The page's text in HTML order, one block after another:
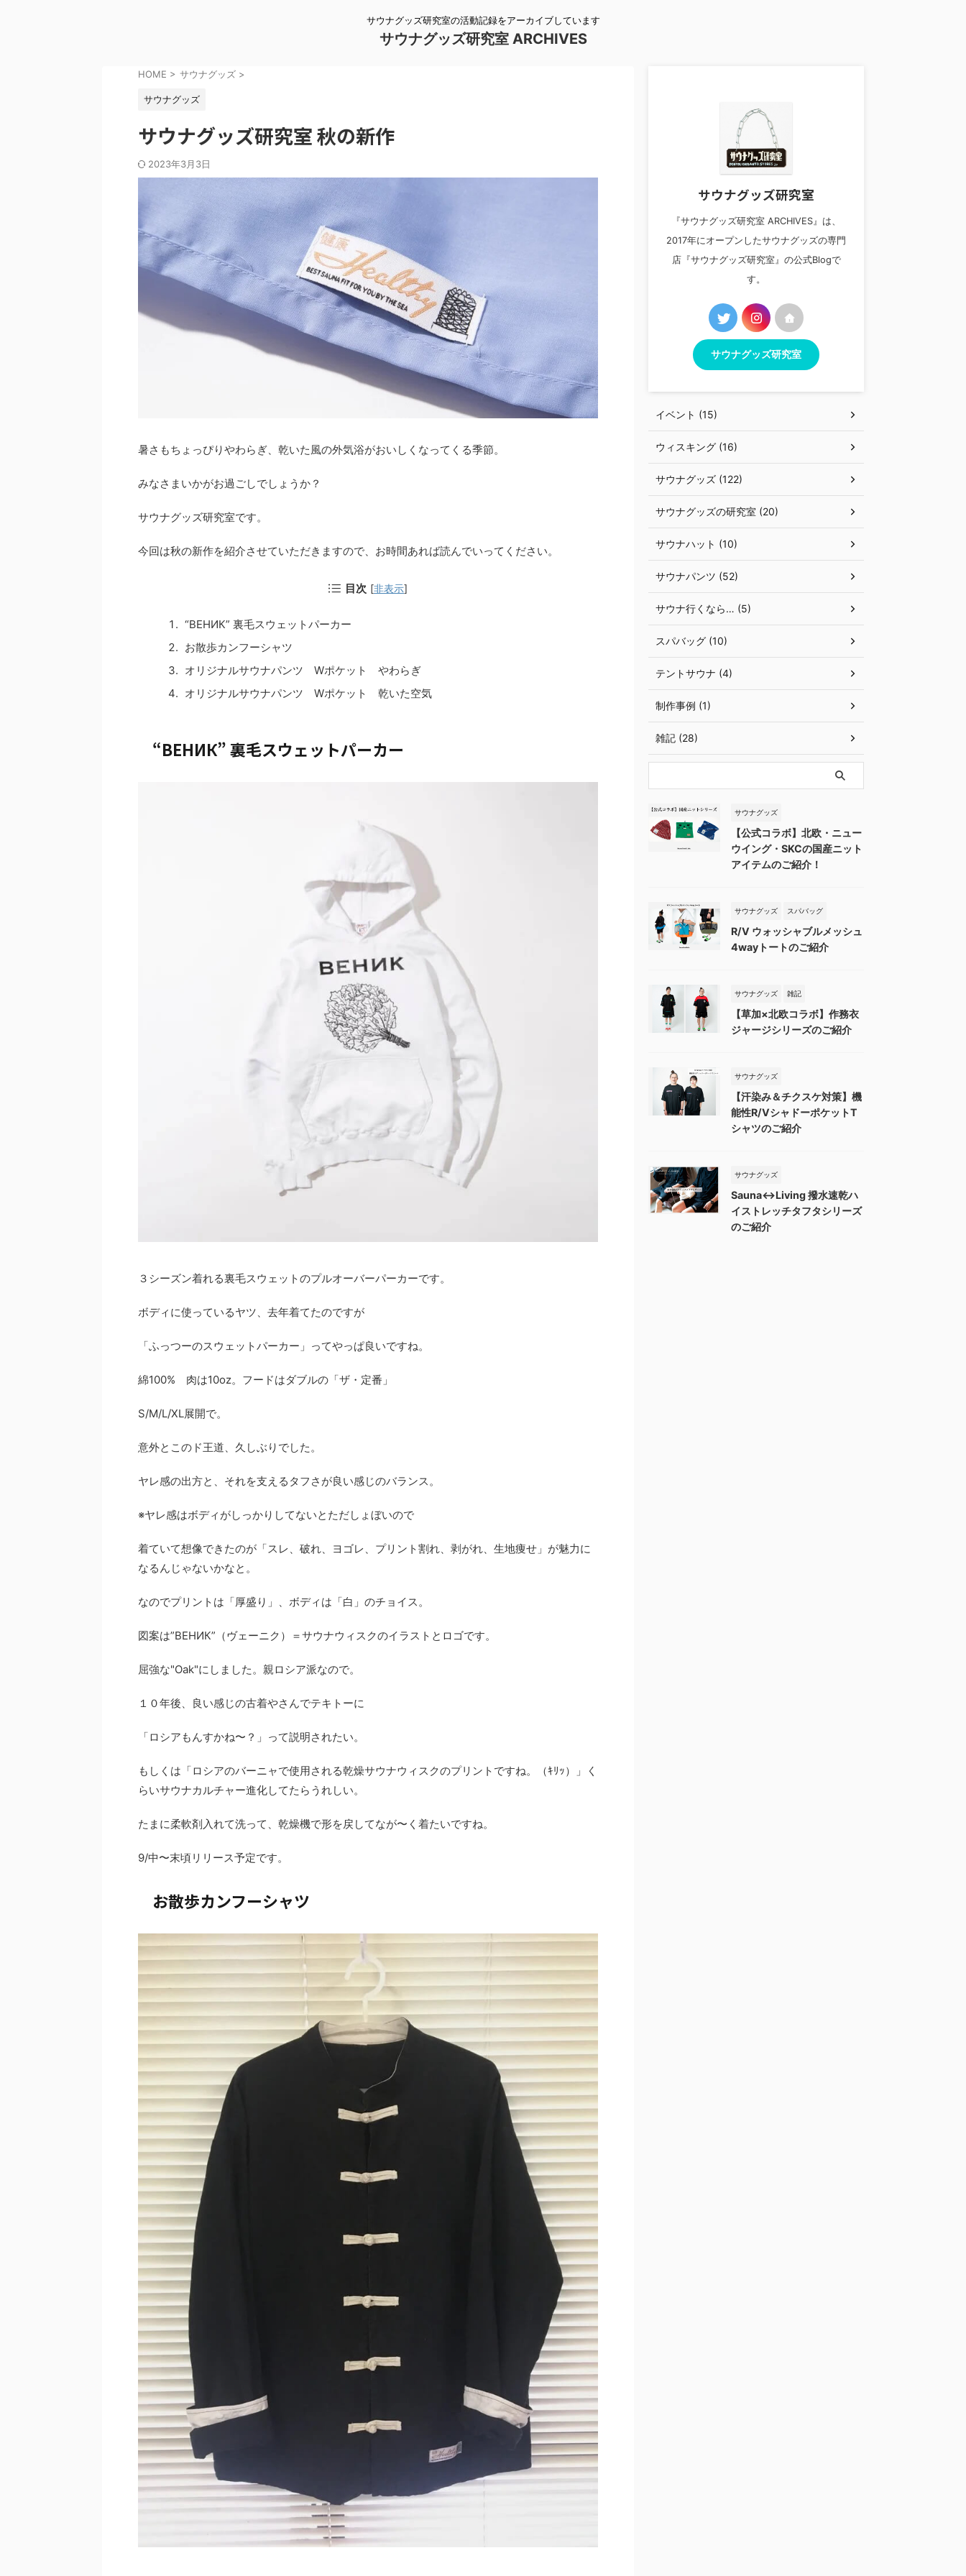
サウナグッズ研究室の活動記録をアーカイブしています
サウナグッズ研究室 ARCHIVES
HOME > サウナグッズ >
サウナグッズ
サウナグッズ研究室 秋の新作
2023年3月3日
暑さもちょっぴりやわらぎ、乾いた風の外気浴がおいしくなってくる季節。
みなさまいかがお過ごしでしょうか？
サウナグッズ研究室です。
今回は秋の新作を紹介させていただきますので、お時間あれば読んでいってください。
目次 [非表示]
“ВЕНИК” 裏毛スウェットパーカー
お散歩カンフーシャツ
オリジナルサウナパンツ Wポケット やわらぎ
オリジナルサウナパンツ Wポケット 乾いた空気
“ВЕНИК” 裏毛スウェットパーカー
３シーズン着れる裏毛スウェットのプルオーバーパーカーです。
ボディに使っているヤツ、去年着てたのですが
「ふっつーのスウェットパーカー」ってやっぱ良いですね。
綿100% 肉は10oz。フードはダブルの「ザ・定番」
S/M/L/XL展開で。
意外とこのド王道、久しぶりでした。
ヤレ感の出方と、それを支えるタフさが良い感じのバランス。
※ヤレ感はボディがしっかりしてないとただしょぼいので
着ていて想像できたのが「スレ、破れ、ヨゴレ、プリント割れ、剥がれ、生地痩せ」が魅力に
なるんじゃないかなと。
なのでプリントは「厚盛り」、ボディは「白」のチョイス。
図案は”ВЕНИК”（ヴェーニク）＝サウナウィスクのイラストとロゴです。
屈強な"Oak"にしました。親ロシア派なので。
１０年後、良い感じの古着やさんでテキトーに
「ロシアもんすかね〜？」って説明されたい。
もしくは「ロシアのバーニャで使用される乾燥サウナウィスクのプリントですね。（ｷﾘｯ）」く
らいサウナカルチャー進化してたらうれしい。
たまに柔軟剤入れて洗って、乾燥機で形を戻してなが〜く着たいですね。
9/中〜末頃リリース予定です。
お散歩カンフーシャツ
サウナグッズ研究室
『サウナグッズ研究室 ARCHIVES』は、
2017年にオープンしたサウナグッズの専門
店『サウナグッズ研究室』の公式Blogで
す。
サウナグッズ研究室
イベント (15)
ウィスキング (16)
サウナグッズ (122)
サウナグッズの研究室 (20)
サウナハット (10)
サウナパンツ (52)
サウナ行くなら… (5)
スパバッグ (10)
テントサウナ (4)
制作事例 (1)
雑記 (28)
サウナグッズ
【公式コラボ】北欧・ニュー
ウイング・SKCの国産ニット
アイテムのご紹介！
サウナグッズ スパバッグ
R/V ウォッシャブルメッシュ
4wayトートのご紹介
サウナグッズ 雑記
【草加×北欧コラボ】作務衣
ジャージシリーズのご紹介
サウナグッズ
【汗染み＆チクスケ対策】機
能性R/VシャドーポケットT
シャツのご紹介
サウナグッズ
Sauna↔︎Living 撥水速乾ハ
イストレッチタフタシリーズ
のご紹介